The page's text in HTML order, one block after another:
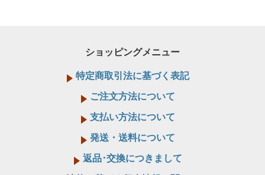
ショッピングメニュー
特定商取引法に基づく表記
ご注文方法について
支払い方法について
発送・送料について
返品･交換につきまして